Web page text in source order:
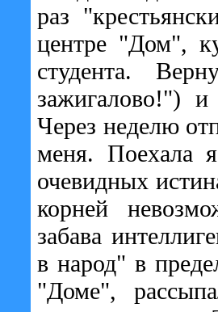
раз
центре "Дом",
студента.
зажигалово!") и
Через неделю
меня. Поехала
очевидных
корней
забава
в народ" в
"Доме",